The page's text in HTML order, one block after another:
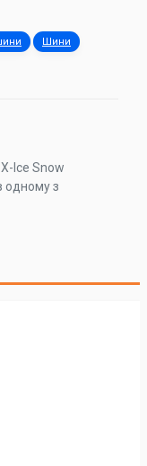
Шини
Ice Snow
одному з